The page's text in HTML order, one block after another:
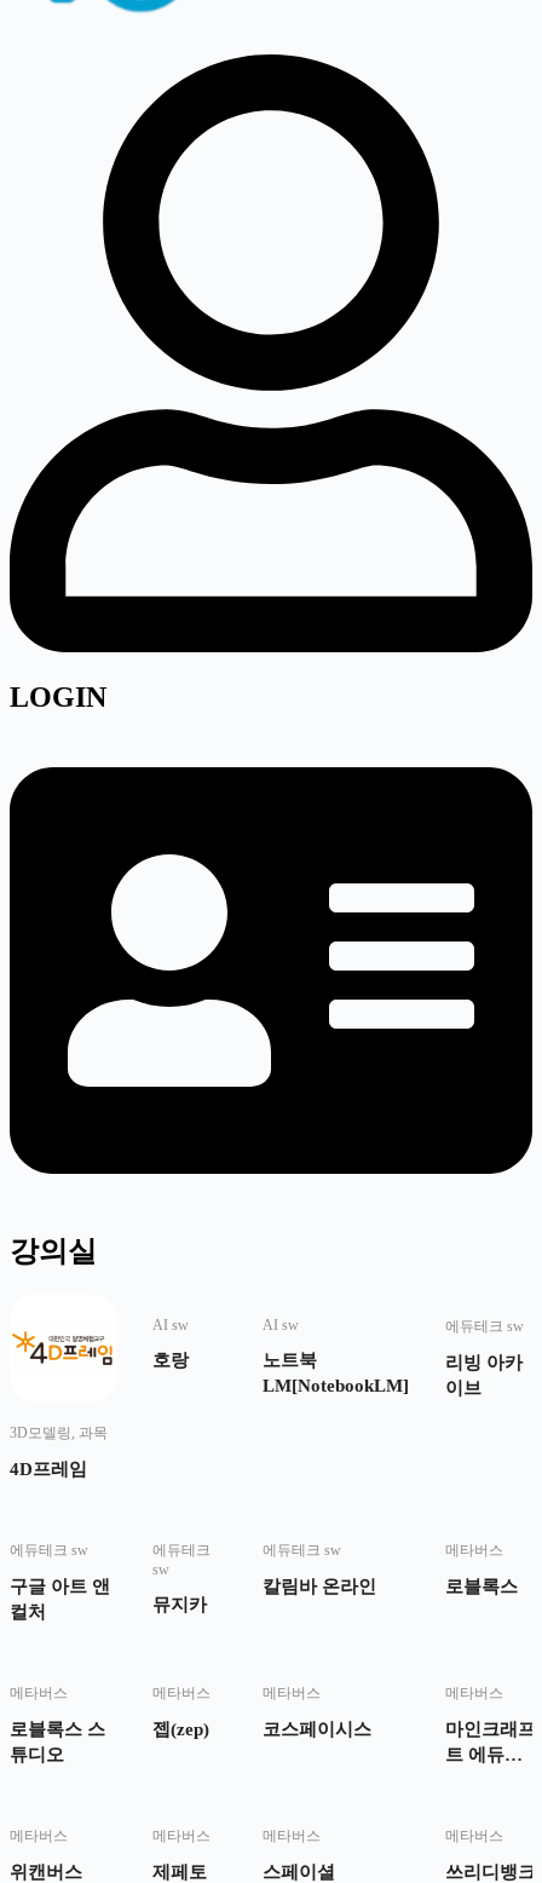
LOGIN
강의실
3D모델링 과목
4D프레임
AI sw
호랑
AI sw
노트북
LM[NotebookLM]
에듀테크 sw
리빙 아카
이브
에듀테크 sw
구글 아트 앤
컬처
에듀테크
sw
뮤지카
에듀테크 sw
칼림바 온라인
메타버스
로블록스
메타버스
로블록스 스
튜디오
메타버스
젭(zep)
메타버스
코스페이시스
메타버스
마인크래프
트 에듀케
메타버스
위캔버스
메타버스
제페토
메타버스
스페이셜
메타버스
쓰리디뱅크